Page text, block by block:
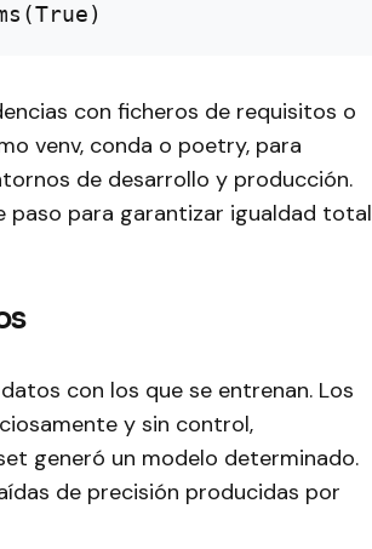
con ficheros de requisitos o
venv, conda o poetry, para
de desarrollo y producción.
paso para garantizar igualdad total
con los que se entrenan. Los
y sin control,
generó un modelo determinado.
de precisión producidas por